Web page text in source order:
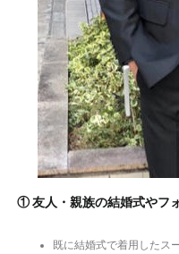
① 友人・親族の結婚式やフ
既に結婚式で着用したス